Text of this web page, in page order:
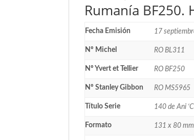
Rumanía BF250.
Fecha Emisión 17
Nº Michel RO BL311
Nº Yvert et Tellier RO BF250
Nº Stanley Gibbon RO MS5965
Título Serie 140 de Ani
Formato 131 x 80 mm